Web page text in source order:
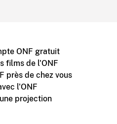
ONF gratuit
films de l'ONF
près de chez vous
l'ONF
projection